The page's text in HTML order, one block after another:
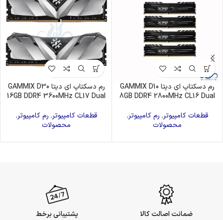
رم دسکتاپ ای دیتا GAMMIX D10
8GB DDR4 2800MHz CL16 Dual
قطعات کامپیوتر, رم کامپیوتر,
محصولات
رم دسکتاپ ای دیتا GAMMIX D30
16GB DDR4 3600MHz CL17 Dual
قطعات کامپیوتر, رم کامپیوتر,
محصولات
ضمانت اصالت کالا پشتیبانی برخط